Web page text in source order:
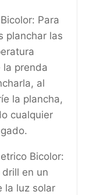
Para
planchar las
la prenda
al
la plancha,
cualquier
Bicolor:
en un
la luz solar